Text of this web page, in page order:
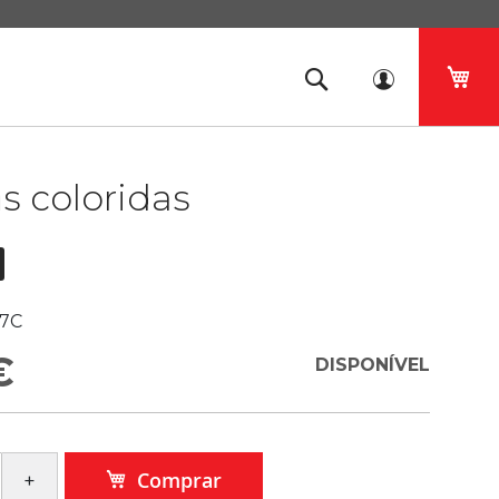
coloridas
DISPONÍVEL
Comprar